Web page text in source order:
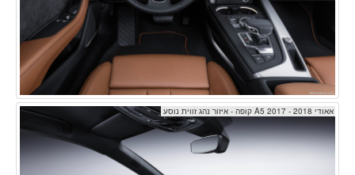
אאודי A5 2017 - 2018 קופה - איזור נהג זווית נוסע